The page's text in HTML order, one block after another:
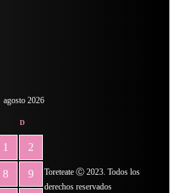
agosto 2026
D
1 2
8 9
Toreteate Ⓒ 2023. Todos los
derechos reservados